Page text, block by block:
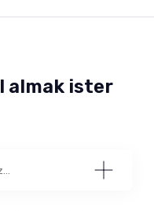
almak ister